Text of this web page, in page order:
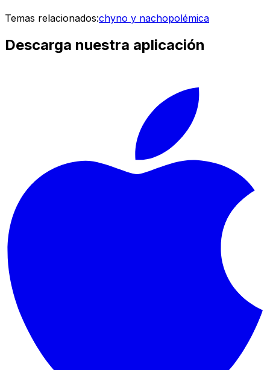
Temas relacionados:chyno y nachopolémica
Descarga nuestra aplicación